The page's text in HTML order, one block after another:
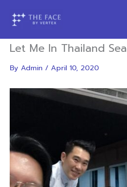
Let Me In Thailand
By Admin / April 10, 2020